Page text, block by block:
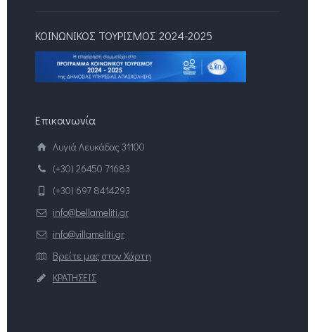
ΚΟΙΝΩΝΙΚΟΣ ΤΟΥΡΙΣΜΟΣ 2024-2025
Επικοινωνία
Λυγιά Λευκάδας 31100
(+30) 26450 71683
(+30) 697 8414293
info@bellameliti.gr
info@villameliti.gr
Βρείτε μας στον Χάρτη
ΚΡΑΤΗΣΕΙΣ